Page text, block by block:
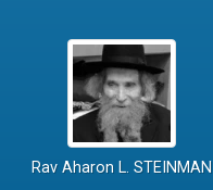
Rav Aharon L. STEINMAN